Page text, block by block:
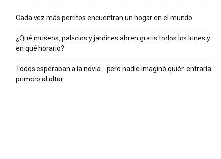
Cada vez más perritos encuentran un hogar en el mundo
¿Qué museos, palacios y jardines abren gratis todos los lunes y
en qué horario?
Todos esperaban a la novia… pero nadie imaginó quién entraría
primero al altar